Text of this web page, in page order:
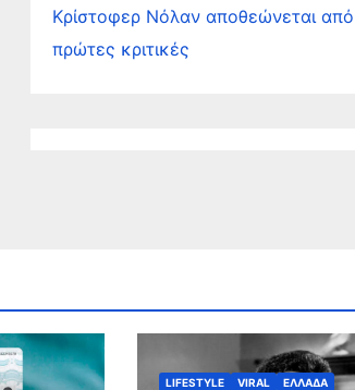
Κρίστοφερ Νόλαν αποθεώνεται από
πρώτες κριτικές
LIFESTYLE VIRAL ΕΛΛΑΔΑ